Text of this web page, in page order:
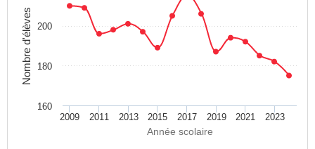
Année scolaire
Nombre d'élèves
2009 2011 2013 2015 2017 2019 2021 2023
160
180
200